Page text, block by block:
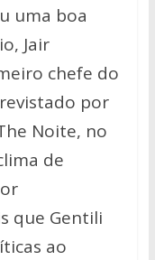
uma boa
Jair
chefe do
por
Noite, no
de
que Gentili
ao